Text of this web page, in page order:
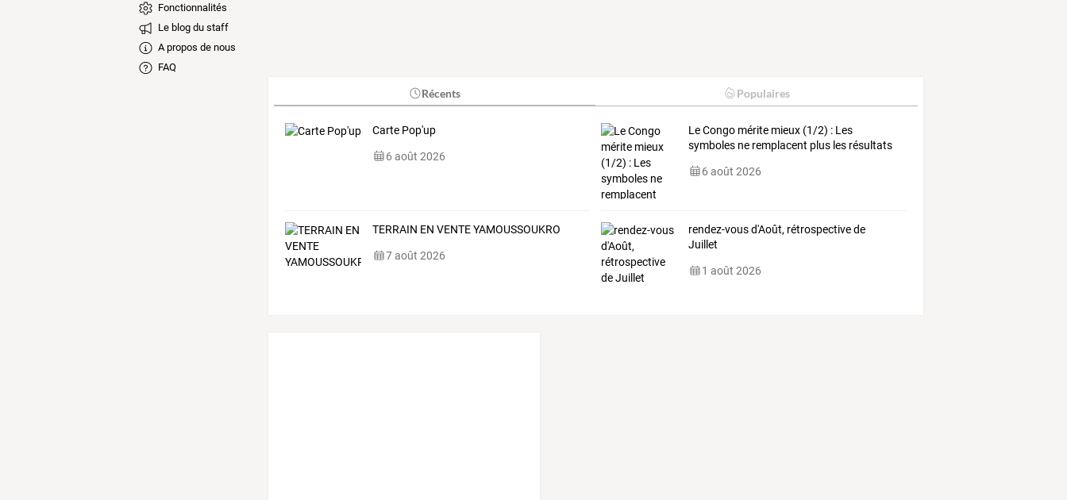
Fonctionnalités
Le blog du staff
A propos de nous
FAQ
Récents Populaires
Carte Pop'up
6 août 2026
Le Congo mérite mieux (1/2) : Les
symboles ne remplacent plus les résultats
6 août 2026
TERRAIN EN VENTE YAMOUSSOUKRO
7 août 2026
rendez-vous d'Août, rétrospective de
Juillet
1 août 2026